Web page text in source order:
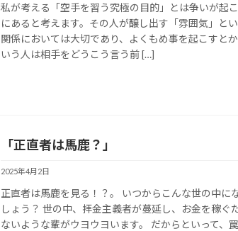
私が考える「空手を習う究極の目的」とは争いが起
にあると考えます。その人が醸し出す「雰囲気」と
関係においては大切であり、よくもめ事を起こすと
いう人は相手をどうこう言う前 […]
「正直者は馬鹿？」
2025年4月2日
正直者は馬鹿を見る！？。 いつからこんな世の中に
しょう？ 世の中、拝金主義者が蔓延し、お金を稼ぐ
ないような輩がウヨウヨいます。 だからといって、